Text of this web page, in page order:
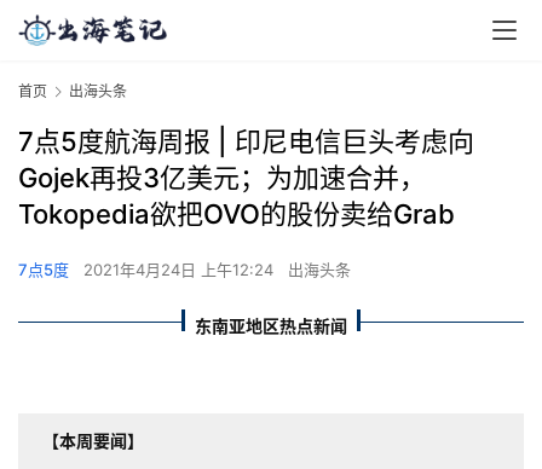
首页 出海头条
7点5度航海周报 | 印尼电信巨头考虑向
Gojek再投3亿美元；为加速合并，
Tokopedia欲把OVO的股份卖给Grab
7点5度 2021年4月24日 上午12:24 出海头条
东南亚地区热点新闻
【本周要闻】